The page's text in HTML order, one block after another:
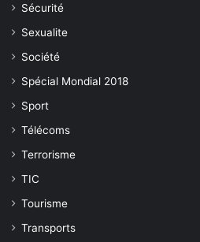
Sécurité
Sexualite
Société
Spécial Mondial 2018
Sport
Télécoms
Terrorisme
TIC
Tourisme
Transports